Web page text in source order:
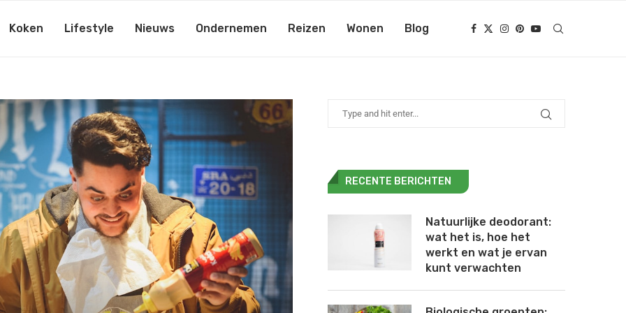
Koken Lifestyle Nieuws Ondernemen Reizen Wonen Blog
RECENTE BERICHTEN
Natuurlijke deodorant:
wat het is, hoe het
werkt en wat je ervan
kunt verwachten